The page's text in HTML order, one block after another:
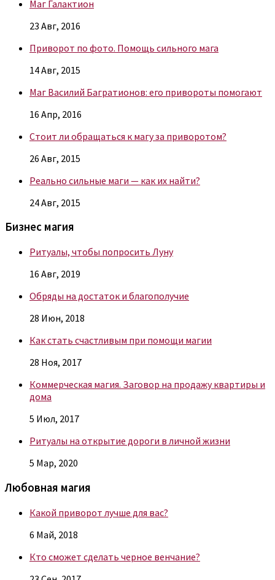
Маг Галактион
23 Авг, 2016
Приворот по фото. Помощь сильного мага
14 Авг, 2015
Маг Василий Багратионов: его привороты помогают
16 Апр, 2016
Стоит ли обращаться к магу за приворотом?
26 Авг, 2015
Реально сильные маги — как их найти?
24 Авг, 2015
Бизнес магия
Ритуалы, чтобы попросить Луну
16 Авг, 2019
Обряды на достаток и благополучие
28 Июн, 2018
Как стать счастливым при помощи магии
28 Ноя, 2017
Коммерческая магия. Заговор на продажу квартиры и
дома
5 Июл, 2017
Ритуалы на открытие дороги в личной жизни
5 Мар, 2020
Любовная магия
Какой приворот лучше для вас?
6 Май, 2018
Кто сможет сделать черное венчание?